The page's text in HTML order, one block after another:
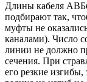
Длины кабеля
подбирают так,
муфты не
каналами). Число
линии не должно
сечения. При
его резкие